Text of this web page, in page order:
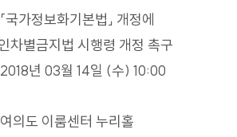
국가정보화기본법」 개정에
차별금지법 시행령 개정 촉구
년 03월 14일 (수) 10:00
의도 이룸센터 누리홀